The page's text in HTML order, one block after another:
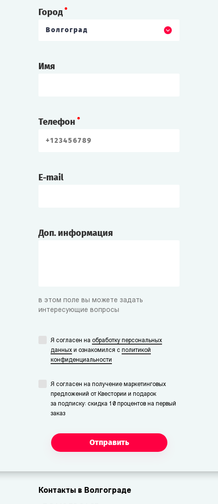
Город
Волгоград
Имя
Телефон
E-mail
Доп. информация
в этом поле вы можете задать
интересующие вопросы
Я согласен на обработку персональных
данных и ознакомился с политикой
конфиденциальности
Я согласен на получение маркетинговых
предложений от Квестории и подарок
за подписку: скидка 10 процентов на первый
заказ
Отправить
Контакты в Волгограде